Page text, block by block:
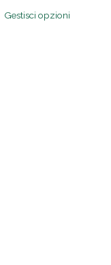
Gestisci opzioni